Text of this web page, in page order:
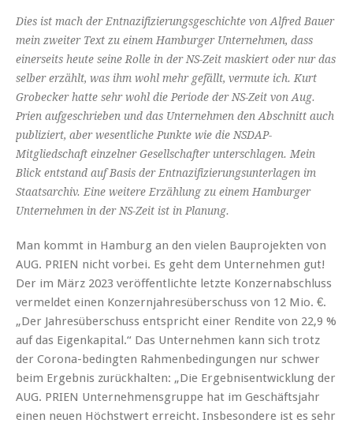
Dies ist mach der Entnazifizierungsgeschichte von Alfred Bauer
mein zweiter Text zu einem Hamburger Unternehmen, dass
einerseits heute seine Rolle in der NS-Zeit maskiert oder nur das
selber erzählt, was ihm wohl mehr gefällt, vermute ich. Kurt
Grobecker hatte sehr wohl die Periode der NS-Zeit von Aug.
Prien aufgeschrieben und das Unternehmen den Abschnitt auch
publiziert, aber wesentliche Punkte wie die NSDAP-
Mitgliedschaft einzelner Gesellschafter unterschlagen. Mein
Blick entstand auf Basis der Entnazifizierungsunterlagen im
Staatsarchiv. Eine weitere Erzählung zu einem Hamburger
Unternehmen in der NS-Zeit ist in Planung.
Man kommt in Hamburg an den vielen Bauprojekten von
AUG. PRIEN nicht vorbei. Es geht dem Unternehmen gut!
Der im März 2023 veröffentlichte letzte Konzernabschluss
vermeldet einen Konzernjahresüberschuss von 12 Mio. €.
„Der Jahresüberschuss entspricht einer Rendite von 22,9 %
auf das Eigenkapital.“ Das Unternehmen kann sich trotz
der Corona-bedingten Rahmenbedingungen nur schwer
beim Ergebnis zurückhalten: „Die Ergebnisentwicklung der
AUG. PRIEN Unternehmensgruppe hat im Geschäftsjahr
einen neuen Höchstwert erreicht. Insbesondere ist es sehr